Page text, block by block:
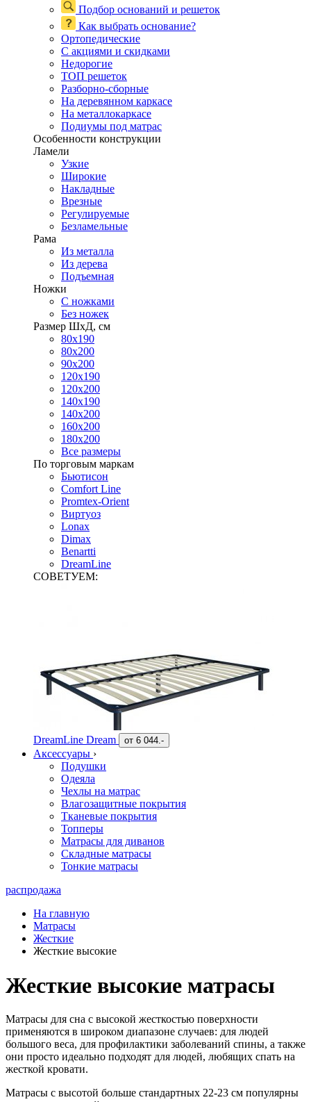
Подбор оснований и решеток
Как выбрать основание?
Ортопедические
С акциями и скидками
Недорогие
ТОП решеток
Разборно-сборные
На деревянном каркасе
На металлокаркасе
Подиумы под матрас
Особенности конструкции
Ламели
Узкие
Широкие
Накладные
Врезные
Регулируемые
Безламельные
Рама
Из металла
Из дерева
Подъемная
Ножки
С ножками
Без ножек
Размер ШхД, см
80х190
80х200
90х200
120х190
120х200
140х190
140х200
160х200
180х200
Все размеры
По торговым маркам
Бьютисон
Comfort Line
Promtex-Orient
Виртуоз
Lonax
Dimax
Benartti
DreamLine
СОВЕТУЕМ:
DreamLine Dream от 6 044.-
Аксессуары ›
Подушки
Одеяла
Чехлы на матрас
Влагозащитные покрытия
Тканевые покрытия
Топперы
Матрасы для диванов
Складные матрасы
Тонкие матрасы
распродажа
На главную
Матрасы
Жесткие
Жесткие высокие
Жесткие высокие матрасы
Матрасы для сна с высокой жесткостью поверхности
применяются в широком диапазоне случаев: для людей
большого веса, для профилактики заболеваний спины, а также
они просто идеально подходят для людей, любящих спать на
жесткой кровати.
Матрасы с высотой больше стандартных 22-23 см популярны